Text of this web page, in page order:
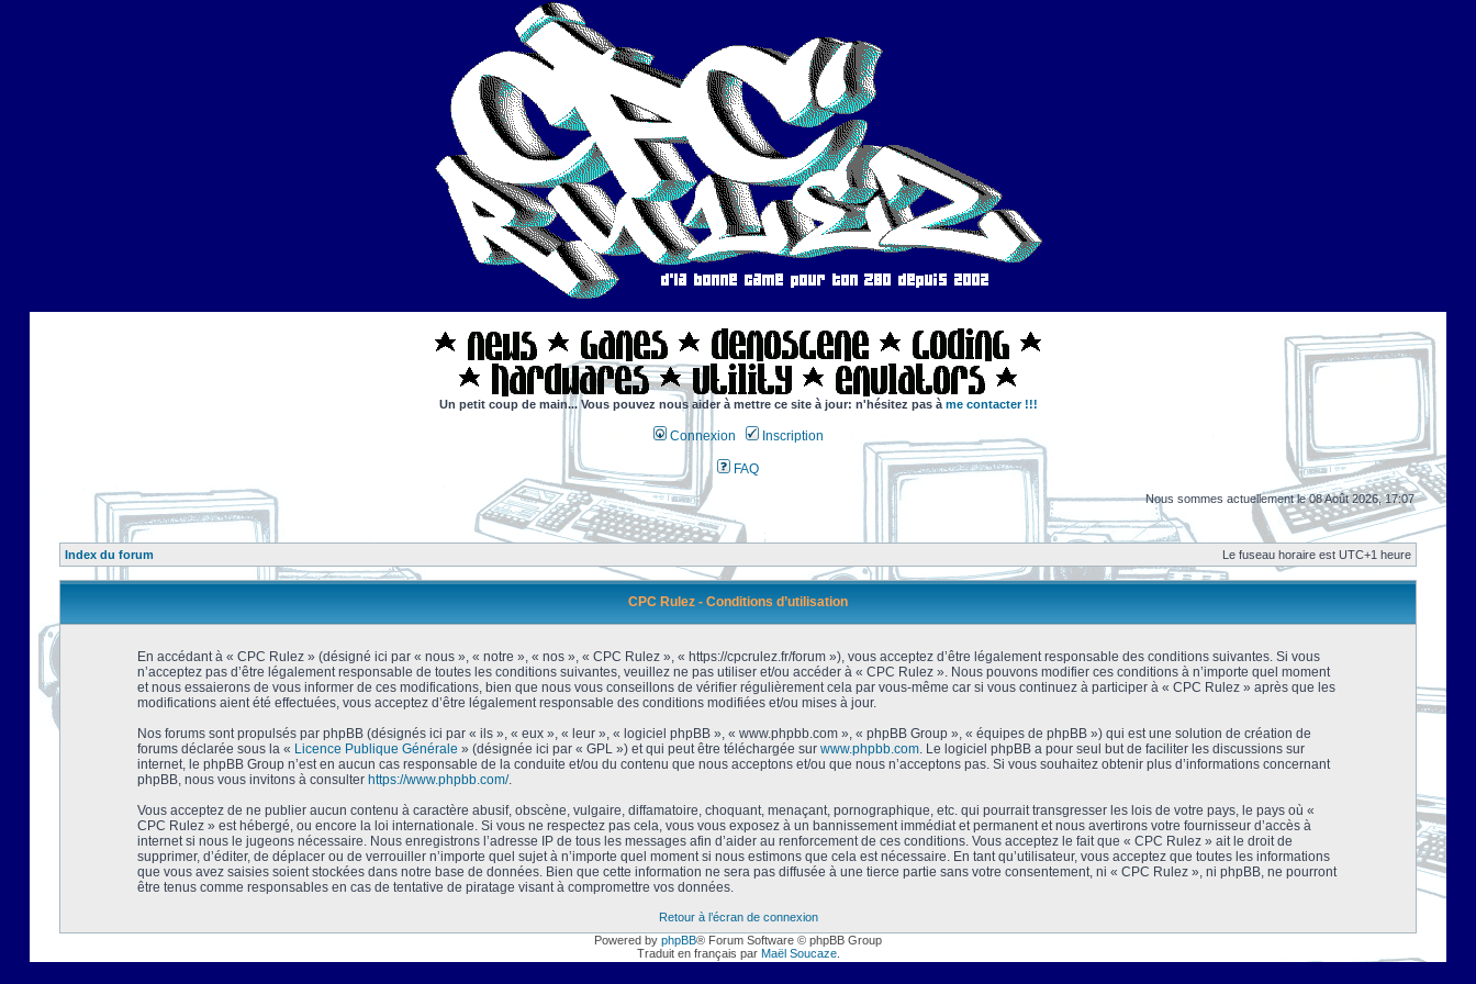
Un petit coup de main... Vous pouvez nous aider à mettre ce site à jour: n'hésitez pas à me contacter !!!
Connexion Inscription
FAQ
Nous sommes actuellement le 08 Août 2026, 17:07
Index du forum Le fuseau horaire est UTC+1 heure
CPC Rulez - Conditions d’utilisation
En accédant à « CPC Rulez » (désigné ici par « nous », « notre », « nos », « CPC Rulez », « https://cpcrulez.fr/forum »), vous acceptez d’être légalement responsable des conditions suivantes. Si vous
n’acceptez pas d’être légalement responsable de toutes les conditions suivantes, veuillez ne pas utiliser et/ou accéder à « CPC Rulez ». Nous pouvons modifier ces conditions à n’importe quel moment
et nous essaierons de vous informer de ces modifications, bien que nous vous conseillons de vérifier régulièrement cela par vous-même car si vous continuez à participer à « CPC Rulez » après que les
modifications aient été effectuées, vous acceptez d’être légalement responsable des conditions modifiées et/ou mises à jour.
Nos forums sont propulsés par phpBB (désignés ici par « ils », « eux », « leur », « logiciel phpBB », « www.phpbb.com », « phpBB Group », « équipes de phpBB ») qui est une solution de création de
forums déclarée sous la « Licence Publique Générale » (désignée ici par « GPL ») et qui peut être téléchargée sur www.phpbb.com. Le logiciel phpBB a pour seul but de faciliter les discussions sur
internet, le phpBB Group n’est en aucun cas responsable de la conduite et/ou du contenu que nous acceptons et/ou que nous n’acceptons pas. Si vous souhaitez obtenir plus d’informations concernant
phpBB, nous vous invitons à consulter https://www.phpbb.com/.
Vous acceptez de ne publier aucun contenu à caractère abusif, obscène, vulgaire, diffamatoire, choquant, menaçant, pornographique, etc. qui pourrait transgresser les lois de votre pays, le pays où «
CPC Rulez » est hébergé, ou encore la loi internationale. Si vous ne respectez pas cela, vous vous exposez à un bannissement immédiat et permanent et nous avertirons votre fournisseur d’accès à
internet si nous le jugeons nécessaire. Nous enregistrons l’adresse IP de tous les messages afin d’aider au renforcement de ces conditions. Vous acceptez le fait que « CPC Rulez » ait le droit de
supprimer, d’éditer, de déplacer ou de verrouiller n’importe quel sujet à n’importe quel moment si nous estimons que cela est nécessaire. En tant qu’utilisateur, vous acceptez que toutes les informations
que vous avez saisies soient stockées dans notre base de données. Bien que cette information ne sera pas diffusée à une tierce partie sans votre consentement, ni « CPC Rulez », ni phpBB, ne pourront
être tenus comme responsables en cas de tentative de piratage visant à compromettre vos données.
Retour à l’écran de connexion
Powered by phpBB® Forum Software © phpBB Group
Traduit en français par Maël Soucaze.